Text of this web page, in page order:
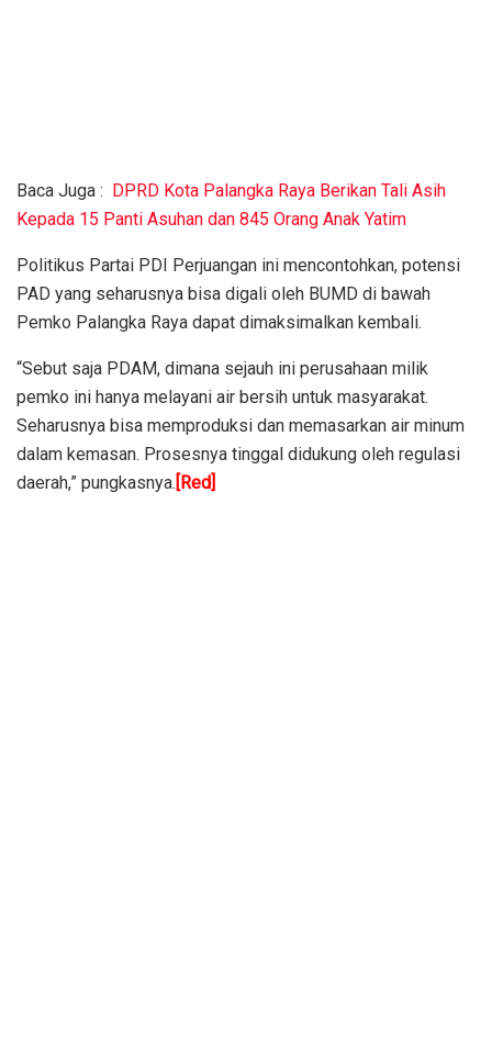
Baca Juga : DPRD Kota Palangka Raya Berikan Tali Asih
Kepada 15 Panti Asuhan dan 845 Orang Anak Yatim
Politikus Partai PDI Perjuangan ini mencontohkan, potensi
PAD yang seharusnya bisa digali oleh BUMD di bawah
Pemko Palangka Raya dapat dimaksimalkan kembali.
“Sebut saja PDAM, dimana sejauh ini perusahaan milik
pemko ini hanya melayani air bersih untuk masyarakat.
Seharusnya bisa memproduksi dan memasarkan air minum
dalam kemasan. Prosesnya tinggal didukung oleh regulasi
daerah,” pungkasnya. [Red]